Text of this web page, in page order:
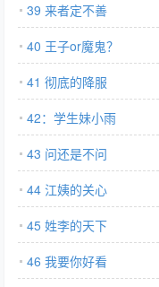
39 来者定不善
40 王子or魔鬼？
41 彻底的降服
42：学生妹小雨
43 问还是不问
44 江姨的关心
45 姓李的天下
46 我要你好看